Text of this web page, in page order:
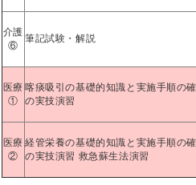
介護
⑥
筆記試験・解説
医療
①
喀痰吸引の基礎的知識と実施手順の
の実技演習
医療
②
経管栄養の基礎的知識と実施手順の
の実技演習 救急蘇生法演習